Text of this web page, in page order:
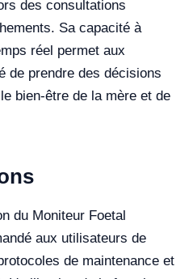
des consultations
Sa capacité à
réel permet aux
de prendre des décisions
bien-être de la mère et de
du Moniteur Foetal
aux utilisateurs de
de maintenance et